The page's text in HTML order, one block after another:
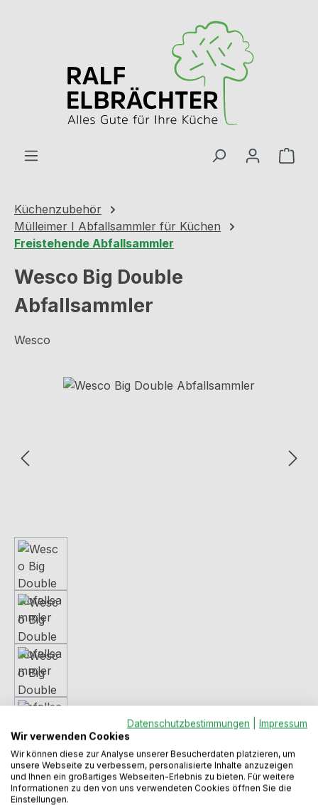
Küchenzubehör
Mülleimer I Abfallsammler für Küchen
Freistehende Abfallsammler
Wesco Big Double
Abfallsammler
Wesco
Bildergalerie überspringen
Datenschutzbestimmungen
Impressum
Wir verwenden Cookies
Wir können diese zur Analyse unserer Besucherdaten platzieren, um
unsere Webseite zu verbessern, personalisierte Inhalte anzuzeigen
und Ihnen ein großartiges Webseiten-Erlebnis zu bieten. Für weitere
Informationen zu den von uns verwendeten Cookies öffnen Sie die
Einstellungen.